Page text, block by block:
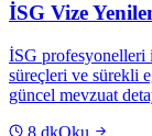
İSG Vize
İSG profesyonelleri
süreçleri ve sürekli
güncel mevzuat
8 dkOku